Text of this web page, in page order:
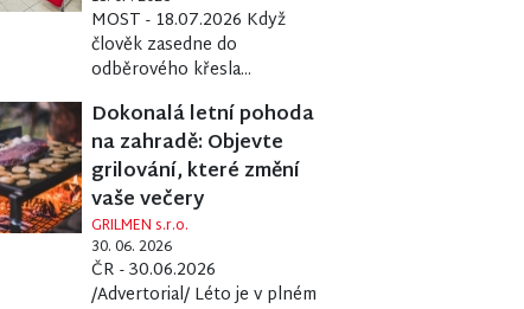
MOST - 18.07.2026 Když
člověk zasedne do
odběrového křesla...
Dokonalá letní pohoda
na zahradě: Objevte
grilování, které změní
vaše večery
GRILMEN s.r.o.
30. 06. 2026
ČR - 30.06.2026
/Advertorial/ Léto je v plném